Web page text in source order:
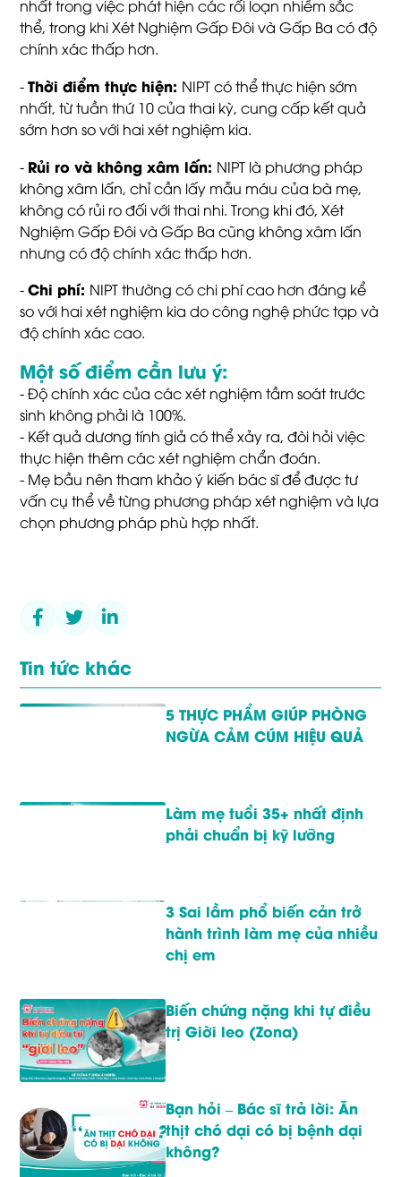
nhất trong việc phát hiện các rối loạn nhiễm sắc
thể, trong khi Xét Nghiệm Gấp Đôi và Gấp Ba có độ
chính xác thấp hơn.
-Thời điểm thực hiện: NIPT có thể thực hiện sớm
nhất, từ tuần thứ 10 của thai kỳ, cung cấp kết quả
sớm hơn so với hai xét nghiệm kia.
- Rủi ro và không xâm lấn: NIPT là phương pháp
không xâm lấn, chỉ cần lấy mẫu máu của bà mẹ,
không có rủi ro đối với thai nhi. Trong khi đó, Xét
Nghiệm Gấp Đôi và Gấp Ba cũng không xâm lấn
nhưng có độ chính xác thấp hơn.
-Chi phí: NIPT thường có chi phí cao hơn đáng kể
so với hai xét nghiệm kia do công nghệ phức tạp và
độ chính xác cao.
Một số điểm cần lưu ý:
- Độ chính xác của các xét nghiệm tầm soát trước
sinh không phải là 100%.
- Kết quả dương tính giả có thể xảy ra, đòi hỏi việc
thực hiện thêm các xét nghiệm chẩn đoán.
- Mẹ bầu nên tham khảo ý kiến bác sĩ để được tư
vấn cụ thể về từng phương pháp xét nghiệm và lựa
chọn phương pháp phù hợp nhất.
Tin tức khác
5 THỰC PHẨM GIÚP PHÒNG
NGỪA CẢM CÚM HIỆU QUẢ
Làm mẹ tuổi 35+ nhất định
phải chuẩn bị kỹ lưỡng
3 Sai lầm phổ biến cản trở
hành trình làm mẹ của nhiều
chị em
Biến chứng nặng khi tự điều
trị Giời leo (Zona)
Bạn hỏi – Bác sĩ trả lời: Ăn
thịt chó dại có bị bệnh dại
không?